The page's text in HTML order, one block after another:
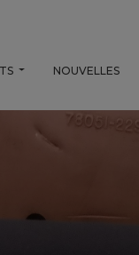
NOUVELLES